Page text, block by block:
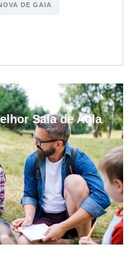
DE GAIA
Sala de Aula